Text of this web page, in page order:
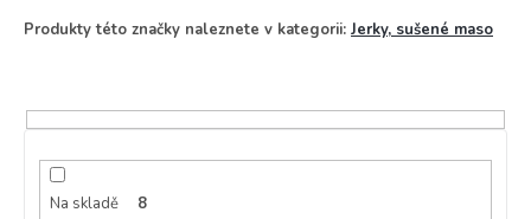
Produkty této značky naleznete v kategorii: Jerky, sušené maso
Na skladě 8